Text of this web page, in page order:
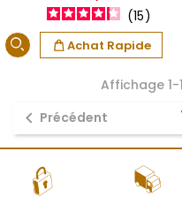
de
base
Achat Rapide
15
Affichage
 Précédent